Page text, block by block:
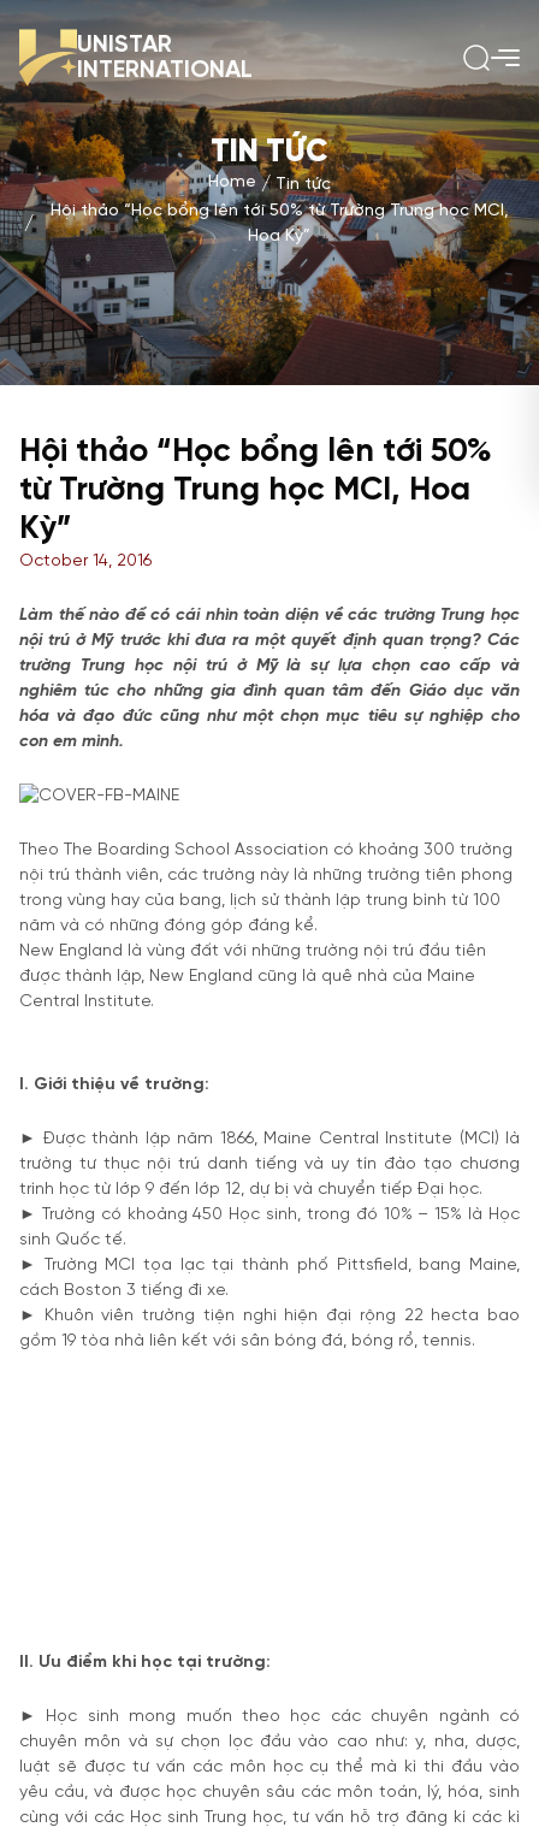
UNISTAR
INTERNATIONAL
TIN TỨC
Home
Tin tức
Hội thảo “Học bổng lên tới 50% từ Trường Trung học MCI,
Hoa Kỳ”
Hội thảo “Học bổng lên tới 50%
từ Trường Trung học MCI, Hoa
Kỳ”
October 14, 2016
Làm thế nào để có cái nhìn toàn diện về các trường Trung học
nội trú ở Mỹ trước khi đưa ra một quyết định quan trọng? Các
trường Trung học nội trú ở Mỹ là sự lựa chọn cao cấp và
nghiêm túc cho những gia đình quan tâm đến Giáo dục văn
hóa và đạo đức cũng như một chọn mục tiêu sự nghiệp cho
con em mình.
Theo The Boarding School Association có khoảng 300 trường
nội trú thành viên, các trường này là những trường tiên phong
trong vùng hay của bang, lịch sử thành lập trung bình từ 100
năm và có những đóng góp đáng kể.
New England là vùng đất với những trường nội trú đầu tiên
được thành lập, New England cũng là quê nhà của Maine
Central Institute.
I. Giới thiệu về trường:
► Được thành lập năm 1866, Maine Central Institute (MCI) là
trường tư thục nội trú danh tiếng và uy tín đào tạo chương
trình học từ lớp 9 đến lớp 12, dự bị và chuyển tiếp Đại học.
► Trường có khoảng 450 Học sinh, trong đó 10% – 15% là Học
sinh Quốc tế.
► Trường MCI tọa lạc tại thành phố Pittsfield, bang Maine,
cách Boston 3 tiếng đi xe.
► Khuôn viên trường tiện nghi hiện đại rộng 22 hecta bao
gồm 19 tòa nhà liên kết với sân bóng đá, bóng rổ, tennis.
II. Ưu điểm khi học tại trường:
► Học sinh mong muốn theo học các chuyên ngành có
chuyên môn và sự chọn lọc đầu vào cao như: y, nha, dược,
luật sẽ được tư vấn các môn học cụ thể mà kì thi đầu vào
yêu cầu, và được học chuyên sâu các môn toán, lý, hóa, sinh
cùng với các Học sinh Trung học, tư vấn hỗ trợ đăng kí các kì